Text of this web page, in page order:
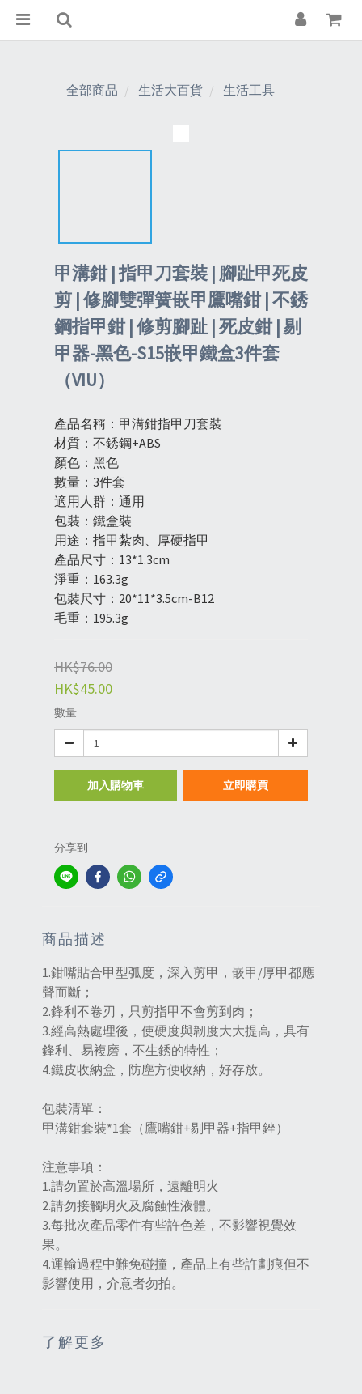
全部商品 生活大百貨 生活工具
甲溝鉗 | 指甲刀套裝 | 腳趾甲死皮
剪 | 修腳雙彈簧嵌甲鷹嘴鉗 | 不銹
鋼指甲鉗 | 修剪腳趾 | 死皮鉗 | 剔
甲器-黑色-S15嵌甲鐵盒3件套
（VIU）
產品名稱：甲溝鉗指甲刀套裝
材質：不銹鋼+ABS
顏色：黑色
數量：3件套
適用人群：通用
包裝：鐵盒裝
用途：指甲紮肉、厚硬指甲
產品尺寸：13*1.3cm
淨重：163.3g
包裝尺寸：20*11*3.5cm-B12
毛重：195.3g
HK$76.00
HK$45.00
數量
加入購物車 立即購買
分享到
商品描述
1.鉗嘴貼合甲型弧度，深入剪甲，嵌甲/厚甲都應
聲而斷；
2.鋒利不卷刃，只剪指甲不會剪到肉；
3.經高熱處理後，使硬度與韌度大大提高，具有
鋒利、易複磨，不生銹的特性；
4.鐵皮收納盒，防塵方便收納，好存放。
包裝清單：
甲溝鉗套裝*1套（鷹嘴鉗+剔甲器+指甲銼）
注意事項：
1.請勿置於高溫場所，遠離明火
2.請勿接觸明火及腐蝕性液體。
3.每批次產品零件有些許色差，不影響視覺效
果。
4.運輸過程中難免碰撞，產品上有些許劃痕但不
影響使用，介意者勿拍。
了解更多